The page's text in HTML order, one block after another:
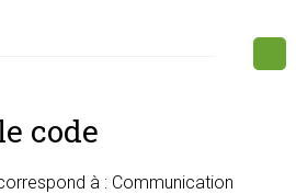
code
à : Communication